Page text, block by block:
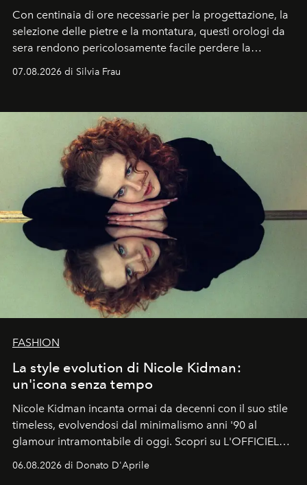
Con centinaia di ore necessarie per la progettazione, la
selezione delle pietre e la montatura, questi orologi da
sera rendono pericolosamente facile perdere la
07.08.2026 di Silvia Frau
FASHION
La style evolution di Nicole Kidman:
un'icona senza tempo
Nicole Kidman incanta ormai da decenni con il suo stile
timeless, evolvendosi dal minimalismo anni '90 al
glamour intramontabile di oggi. Scopri su L'OFFICIEL
06.08.2026 di Donato D'Aprile